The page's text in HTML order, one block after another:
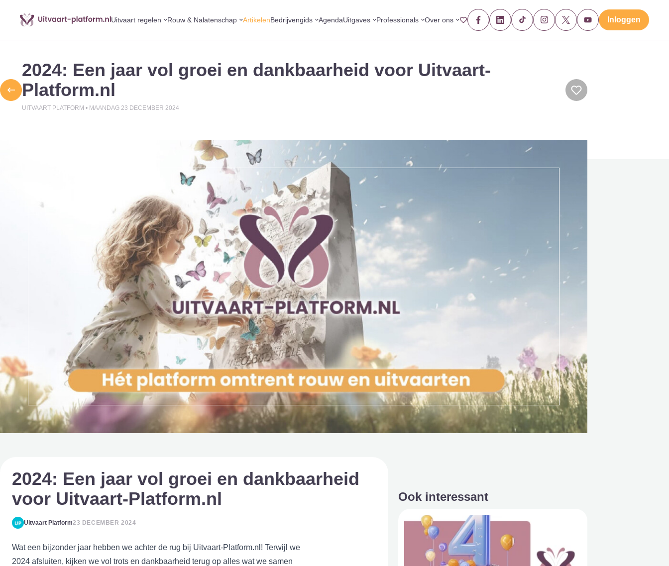
Uitvaart regelen Rouw & Nalatenschap ArtikelenBedrijvengids AgendaUitgaves Professionals Over ons Inloggen
2024: Een jaar vol groei en dankbaarheid voor Uitvaart-
Platform.nl
UITVAART PLATFORM • MAANDAG 23 DECEMBER 2024
2024: Een jaar vol groei en dankbaarheid
voor Uitvaart-Platform.nl
Uitvaart Platform23 DECEMBER 2024
Wat een bijzonder jaar hebben we achter de rug bij Uitvaart-Platform.nl! Terwijl we
2024 afsluiten, kijken we vol trots en dankbaarheid terug op alles wat we samen
Ook interessant